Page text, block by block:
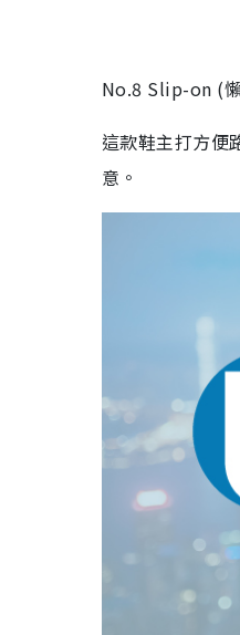
No.8 Slip-on (
這款鞋主打方便
意。